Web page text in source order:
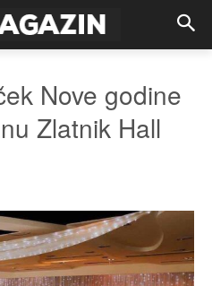
Nove godine
Zlatnik Hall